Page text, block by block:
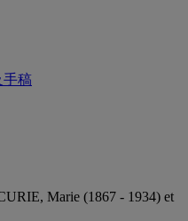
手稿
Marie (1867 - 1934) et